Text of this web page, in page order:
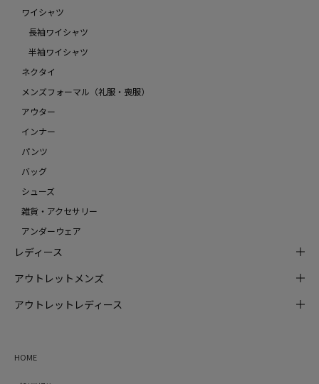
ワイシャツ
長袖ワイシャツ
半袖ワイシャツ
ネクタイ
メンズフォーマル（礼服・喪服）
アウター
インナー
パンツ
バッグ
シューズ
雑貨・アクセサリー
アンダーウェア
レディース
アウトレットメンズ
アウトレットレディース
HOME